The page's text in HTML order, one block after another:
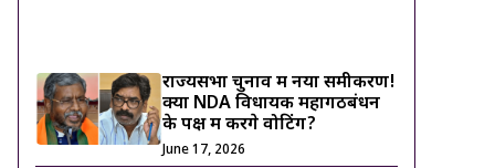
राज्यसभा चुनाव में नया समीकरण!
क्या NDA विधायक महागठबंधन
के पक्ष में करेंगे वोटिंग?
June 17, 2026